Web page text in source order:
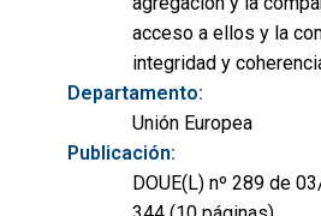
acceso a ellos y la
integridad y
Departamento:
Unión Europea
Publicación:
DOUE(L) nº 289 de